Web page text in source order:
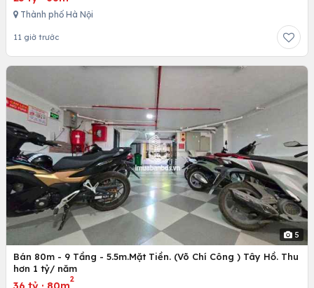
Thành phố Hà Nội
11 giờ trước
5
Bán 80m - 9 Tầng - 5.5m.Mặt Tiền. (Võ Chí Công ) Tây Hồ. Thu
hơn 1 tỷ/ năm
2